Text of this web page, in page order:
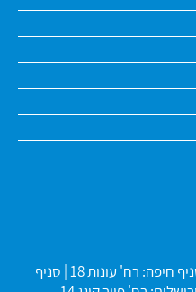
סניף תל אביב: רח' אורים 40 | סניף חיפה: רח' עונות 18 | סניף